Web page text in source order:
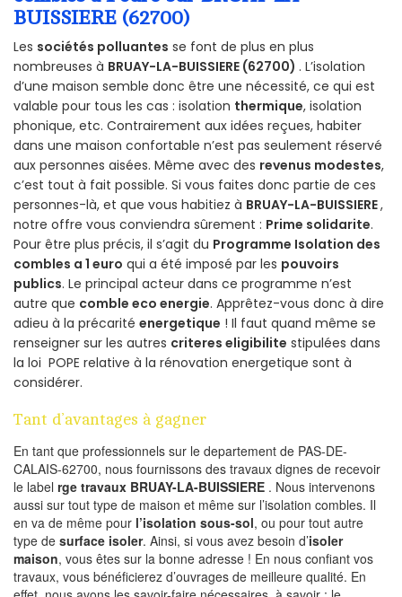
BUISSIERE (62700)
Les sociétés polluantes se font de plus en plus
nombreuses à BRUAY-LA-BUISSIERE (62700) . L’isolation
d’une maison semble donc être une nécessité, ce qui est
valable pour tous les cas : isolation thermique, isolation
phonique, etc. Contrairement aux idées reçues, habiter
dans une maison confortable n’est pas seulement réservé
aux personnes aisées. Même avec des revenus modestes,
c’est tout à fait possible. Si vous faites donc partie de ces
personnes-là, et que vous habitiez à BRUAY-LA-BUISSIERE,
notre offre vous conviendra sûrement : Prime solidarite.
Pour être plus précis, il s’agit du Programme Isolation des
combles a 1 euro qui a été imposé par les pouvoirs
publics. Le principal acteur dans ce programme n’est
autre que comble eco energie. Apprêtez-vous donc à dire
adieu à la précarité energetique ! Il faut quand même se
renseigner sur les autres criteres eligibilite stipulées dans
la loi POPE relative à la rénovation energetique sont à
considérer.
Tant d’avantages à gagner
En tant que professionnels sur le departement de PAS-DE-
CALAIS-62700, nous fournissons des travaux dignes de recevoir
le label rge travaux BRUAY-LA-BUISSIERE . Nous intervenons
aussi sur tout type de maison et même sur l’isolation combles. Il
en va de même pour l’isolation sous-sol, ou pour tout autre
type de surface isoler. Ainsi, si vous avez besoin d’isoler
maison, vous êtes sur la bonne adresse ! En nous confiant vos
travaux, vous bénéficierez d’ouvrages de meilleure qualité. En